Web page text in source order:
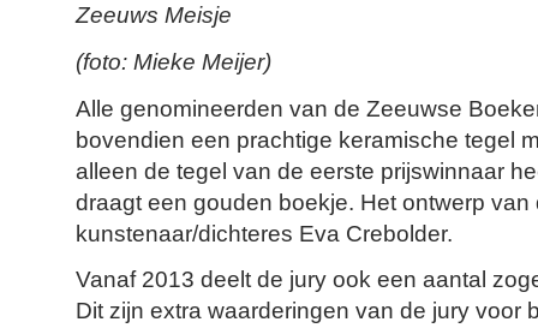
Zeeuws Meisje
(foto: Mieke Meijer)
Alle genomineerden van de Zeeuwse
bovendien een prachtige keramische tegel
alleen de tegel van de eerste prijswinnaar
draagt een gouden boekje. Het ontwerp
kunstenaar/dichteres Eva Crebolder.
Vanaf 2013 deelt de jury ook een aantal
Dit zijn extra waarderingen van de jury voor